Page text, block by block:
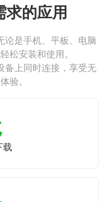
求的应用
论是手机、平板、电脑
松安装和使用。
备上同时连接，享受无
验。
载